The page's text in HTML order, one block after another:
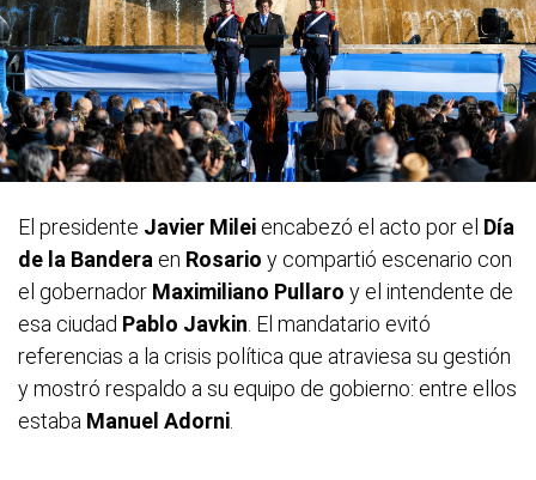
El presidente Javier Milei encabezó el acto por el Día
de la Bandera en Rosario y compartió escenario con
el gobernador Maximiliano Pullaro y el intendente de
esa ciudad Pablo Javkin . El mandatario evitó
referencias a la crisis política que atraviesa su gestión
y mostró respaldo a su equipo de gobierno: entre ellos
estaba Manuel Adorni